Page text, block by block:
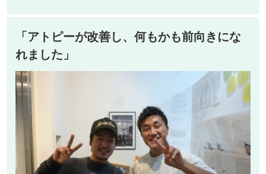
「アトピーが改善し、何もかも前向きにな
れました」